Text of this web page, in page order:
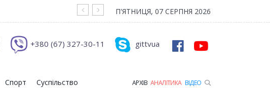
На війні загинув Герой з Рожищенської
П'ЯТНИЦЯ, 07 СЕРПНЯ 2026
gittvua
+380 (67) 327-30-11
Спорт Суспільство АРХІВ АНАЛІТИКА ВІДЕО